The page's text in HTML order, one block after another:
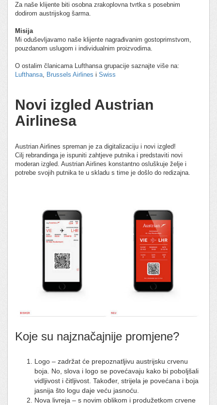
Za naše klijente biti osobna zrakoplovna tvrtka s posebnim
dodirom austrijskog šarma.
Misija
Mi oduševljavamo naše klijente nagrađivanim gostoprimstvom,
pouzdanom uslugom i individualnim proizvodima.
O ostalim članicama Lufthansa grupacije saznajte više na:
Lufthansa Brussels Airlines i Swiss
Novi izgled Austrian
Airlinesa
Austrian Airlines spreman je za digitalizaciju i novi izgled!
Cilj rebrandinga je ispuniti zahtjeve putnika i predstaviti novi
moderan izgled. Austrian Airlines konstantno osluškuje želje i
potrebe svojih putnika te u skladu s time je došlo do redizajna.
Koje su najznačajnije promjene?
Logo – zadržat će prepoznatljivu austrijsku crvenu
boja. No, slova i logo se povećavaju kako bi poboljšali
vidljivost i čitljivost. Također, strijela je povećana i boja
jasnija što logu daje veću jasnoću.
Nova livreja – s novim oblikom i produžetkom crvene